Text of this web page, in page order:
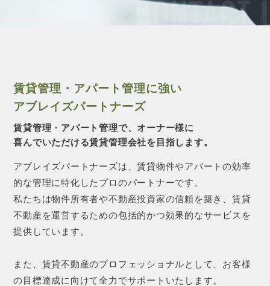
CONTACT
賃貸管理・アパート管理に強い
アブレイズパートナーズ
賃貸管理・アパート管理で、オーナー様に
喜んでいただける賃貸管理会社を目指します。
アブレイズパートナーズは、賃貸物件やアパートの効率
的な管理に特化したプロのパートナーです。
私たちは物件所有者や不動産投資家の信頼を築き、賃貸
不動産を運営するための包括的かつ効果的なサービスを
提供しています。
また、賃貸不動産のプロフェッショナルとして、お客様
の目標達成に向けて全力でサポートいたします。